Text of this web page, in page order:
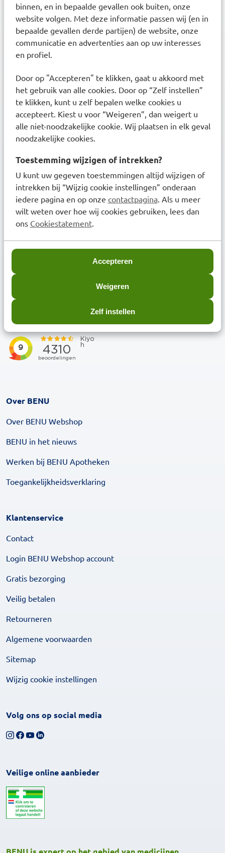
binnen, en in bepaalde gevallen ook buiten, onze
website volgen. Met deze informatie passen wij (en in
bepaalde gevallen derde partijen) de website, onze
communicatie en advertenties aan op uw interesses
en profiel.
Door op "Accepteren" te klikken, gaat u akkoord met
het gebruik van alle cookies. Door op “Zelf instellen”
te klikken, kunt u zelf bepalen welke cookies u
accepteert. Kiest u voor “Weigeren”, dan weigert u
alle niet-noodzakelijke cookie. Wij plaatsen in elk geval
noodzakelijke cookies.
Toestemming wijzigen of intrekken?
U kunt uw gegeven toestemmingen altijd wijzigen of
intrekken bij “Wijzig cookie instellingen” onderaan
iedere pagina en op onze contactpagina. Als u meer
wilt weten over hoe wij cookies gebruiken, lees dan
ons Cookiestatement.
Accepteren
Weigeren
Zelf instellen
Klanten waarderen ons met een
Nieuwsbrief
Ontvang zorgadvies en onze laatste acties
Inschrijven
Inschrijven
Ontdek onze services
Inschrijven bij uw BENU Apotheek
Aanmelden afhaalservice
Herhaalservice met recept
Medicijnoverzicht aanvragen
Beoordeling BENU Webshop
Over BENU
Over BENU Webshop
BENU in het nieuws
Werken bij BENU Apotheken
Toegankelijkheidsverklaring
Klantenservice
Contact
Login BENU Webshop account
Gratis bezorging
Veilig betalen
Retourneren
Algemene voorwaarden
Sitemap
Wijzig cookie instellingen
Volg ons op social media
Volg ons op Instagram
Volg ons op Facebook
Bekijk ons YouTube-kanaal
Volg ons op LinkedIn
Veilige online aanbieder